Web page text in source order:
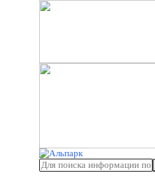
Перейти к контенту